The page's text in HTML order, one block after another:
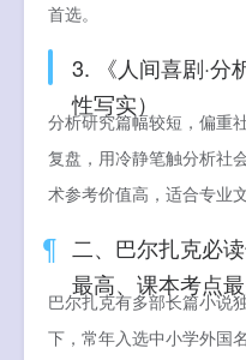
首选。
3. 《人间喜剧·分
性写实）
分析研究篇幅较短，偏重
复盘，用冷静笔触分析社
术参考价值高，适合专业
二、巴尔扎克必
最高、课本考点最
巴尔扎克有多部长篇小说
下，常年入选中小学外国